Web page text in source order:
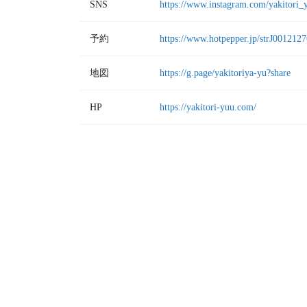
SNS https://www.instagram.com/
予約 https://www.hotpepper.jp/
地図 https://g.page/yakitoriya-yu?share
HP https://yakitori-yuu.com/